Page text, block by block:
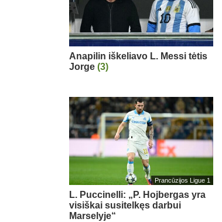
Anapilin iškeliavo L. Messi tėtis
Jorge (3)
Prancūzijos Ligue 1
L. Puccinelli: „P. Hojbergas yra
visiškai susitelkęs darbui
Marselyje“